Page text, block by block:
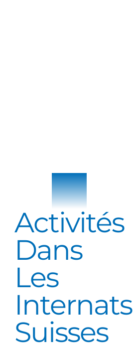
Activités
Dans
Les
Internats
Suisses